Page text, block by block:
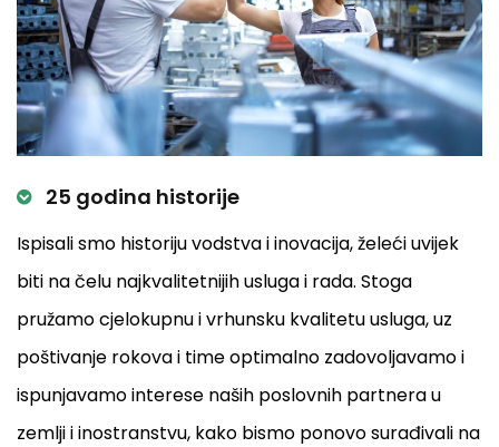
25 godina historije
Ispisali smo historiju vodstva i inovacija, želeći uvijek
biti na čelu najkvalitetnijih usluga i rada. Stoga
pružamo cjelokupnu i vrhunsku kvalitetu usluga, uz
poštivanje rokova i time optimalno zadovoljavamo i
ispunjavamo interese naših poslovnih partnera u
zemlji i inostranstvu, kako bismo ponovo surađivali na